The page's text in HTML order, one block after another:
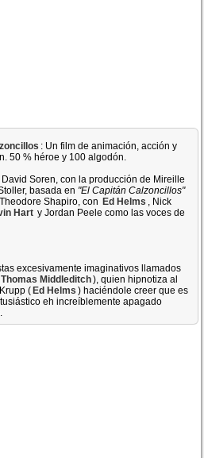
: Un film de animación, acción y
50 % héroe y 100 algodón.
Soren, con la producción de Mireille
basada en "El Capitán Calzoncillos"
Shapiro, con Ed Helms , Nick
Hart y Jordan Peele como las voces de
excesivamente imaginativos llamados
Thomas Middleditch), quien hipnotiza al
(Ed Helms ) haciéndole creer que es
eh increíblemente apagado